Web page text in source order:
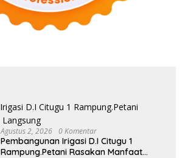
Agustus 2, 2026 0 Komentar
Pembangunan Irigasi D.I Citugu 1
Rampung.Petani Rasakan Manfaat